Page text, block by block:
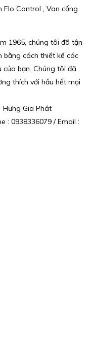
Flo Control , Van cổng
1965, chúng tôi đã tận
bằng cách thiết kế các
của bạn. Chúng tôi đã
thích với hầu hết mọi
Hưng Gia Phát
: 0938336079 / Email :